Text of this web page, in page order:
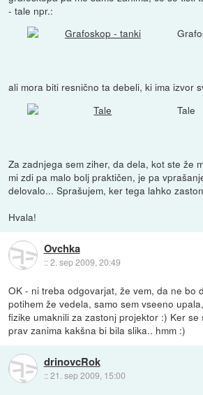
- tale npr.:
ali mora biti resnično ta debeli, ki ima izvor
Tale
Za zadnjega sem ziher, da dela, kot ste že
mi zdi pa malo bolj praktičen, je pa
delovalo... Sprašujem, ker tega lahko
Hvala!
Ovchka
::2. sep 2009, 20:49
OK - ni treba odgovarjat, že vem, da ne bo
potihem že vedela, samo sem vseeno
fizike umaknili za zastonj projektor :) Ker se
prav zanima kakšna bi bila slika.. hmm :)
drinovcRok
::21. sep 2009, 15:00